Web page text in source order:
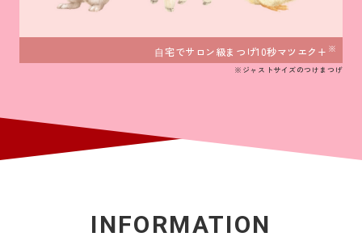
⾃宅でサロン級まつげ10秒マツエク+ ※
※ジャストサイズのつけまつげ
INFORMATION